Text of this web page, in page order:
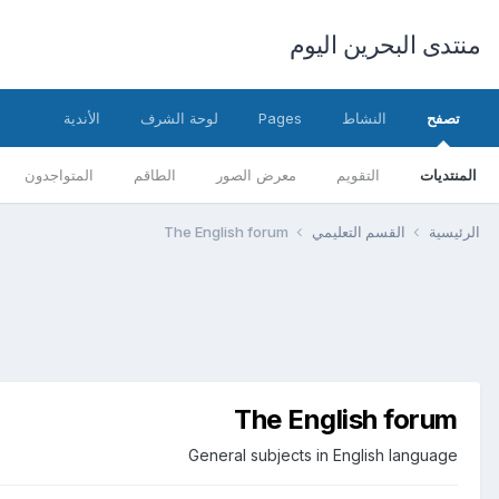
منتدى البحرين اليوم
تصفح
المنتديات التقويم معرض الصور الطاقم المتواجدون
النشاط Pages لوحة الشرف الأندية
الرئيسية القسم التعليمي The English forum
The English forum
General subjects in English language